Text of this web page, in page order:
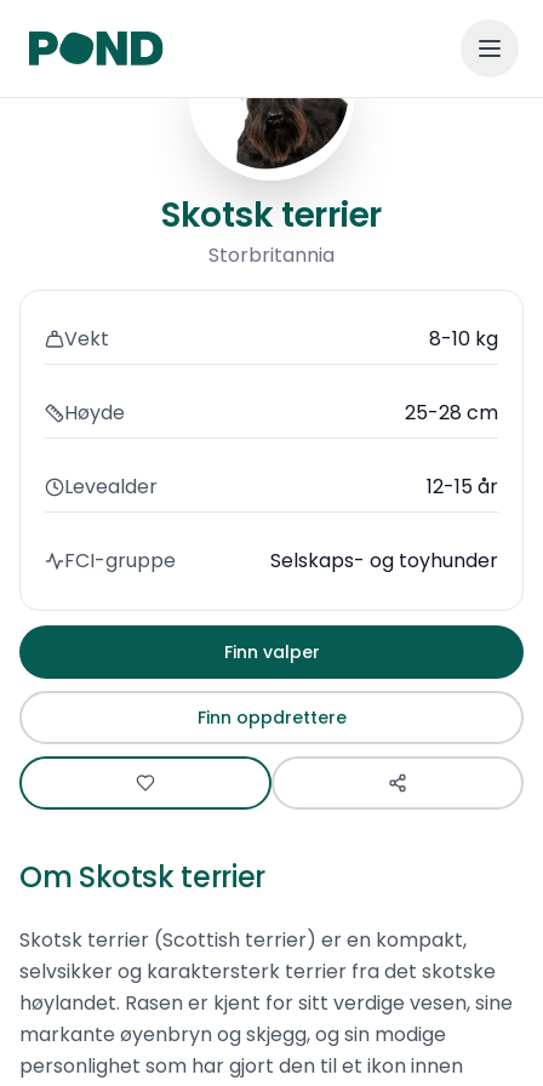
Skotsk terrier
Skotsk terrier
Storbritannia
Vekt 8-10 kg
Høyde 25-28 cm
Levealder 12-15 år
FCI-gruppe Selskaps- og toyhunder
Finn valper
Finn oppdrettere
Om Skotsk terrier
Skotsk terrier (Scottish terrier) er en kompakt,
selvsikker og karaktersterk terrier fra det skotske
høylandet. Rasen er kjent for sitt verdige vesen, sine
markante øyenbryn og skjegg, og sin modige
personlighet som har gjort den til et ikon innen